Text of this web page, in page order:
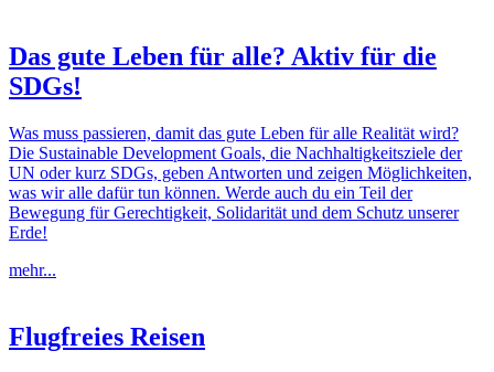
Das gute Leben für alle? Aktiv für die
SDGs!
Was muss passieren, damit das gute Leben für alle Realität wird?
Die Sustainable Development Goals, die Nachhaltigkeitsziele der
UN oder kurz SDGs, geben Antworten und zeigen Möglichkeiten,
was wir alle dafür tun können. Werde auch du ein Teil der
Bewegung für Gerechtigkeit, Solidarität und dem Schutz unserer
Erde!
mehr...
Flugfreies Reisen